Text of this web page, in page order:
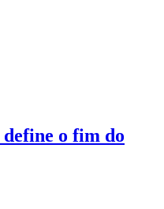
o fim do